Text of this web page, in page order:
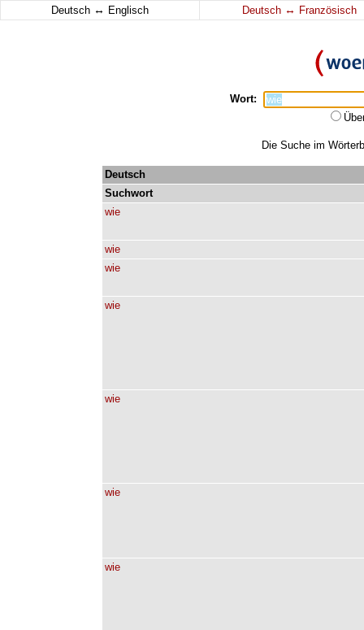
Deutsch ↔ Englisch Deutsch ↔ Französisch
Wort:
Die Suche im
Deutsch
Suchwort
wie
wie
wie
wie
wie
wie
wie